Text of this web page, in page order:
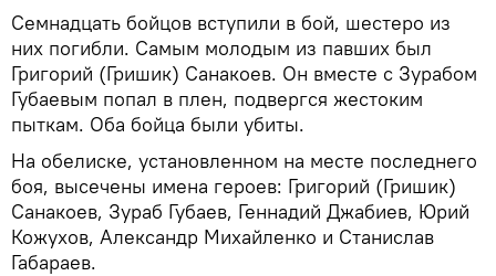
Семнадцать бойцов вступили в бой, шестеро из
них погибли. Самым молодым из павших был
Григорий (Гришик) Санакоев. Он вместе с Зурабом
Губаевым попал в плен, подвергся жестоким
пыткам. Оба бойца были убиты.
На обелиске, установленном на месте последнего
боя, высечены имена героев: Григорий (Гришик)
Санакоев, Зураб Губаев, Геннадий Джабиев, Юрий
Кожухов, Александр Михайленко и Станислав
Габараев.